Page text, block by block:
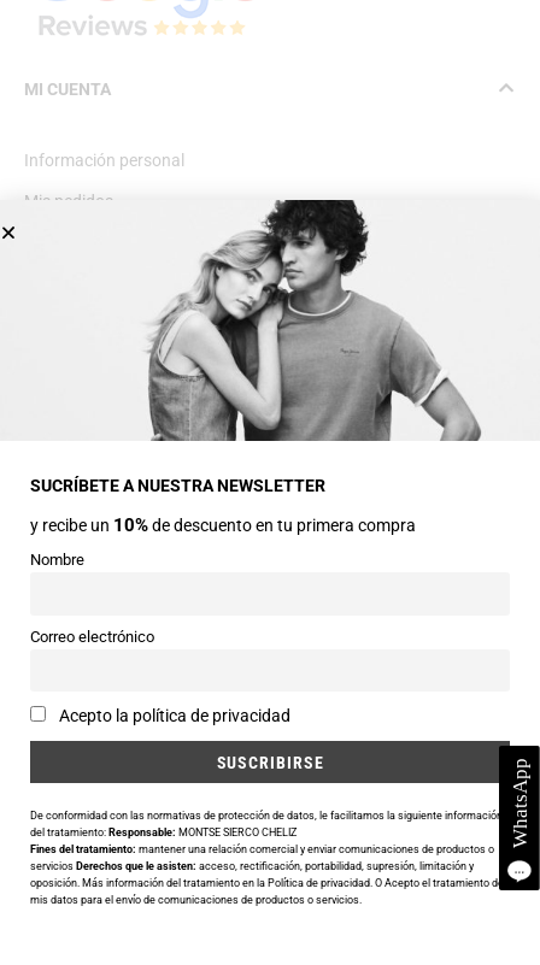
MI CUENTA
Información personal
Mis pedidos
INFORMACIÓN GENERAL
22330 Ainsa (Huesca)
Teléfonos
974 50 00 43
Horarios
Email
Utilizamos cookies para ofrecerte la mejor experiencia en nuestra
web.
Puedes aprender más sobre qué cookies utilizamos o desactivarlas
SUCRÍBETE A NUESTRA NEWSLETTER
y recibe un 10%de descuento en tu primera compra
Nombre
Correo electrónico
Acepto la política de privacidad
De conformidad con las normativas de protección de datos, le facilitamos la siguiente información
del tratamiento: Responsable: MONTSE SIERCO CHELIZ
Fines del tratamiento: mantener una relación comercial y enviar comunicaciones de productos o
servicios Derechos que le asisten: acceso, rectificación, portabilidad, supresión, limitación y
oposición. Más información del tratamiento en la Política de privacidad. O Acepto el tratamiento de
mis datos para el envío de comunicaciones de productos o servicios.